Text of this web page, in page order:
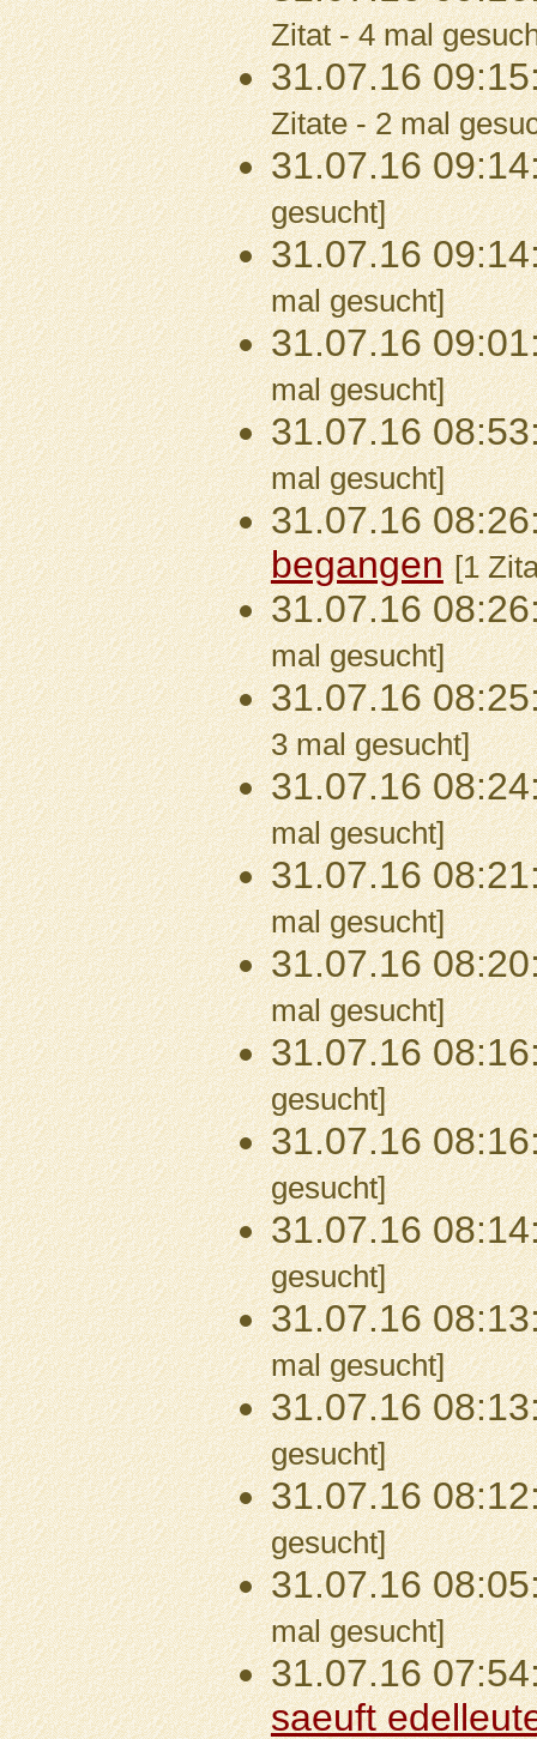
Zitat - 4 mal
31.07.16
Zitate - 2 mal
31.07.16
gesucht]
31.07.16
mal gesucht]
31.07.16
mal gesucht]
31.07.16
mal gesucht]
31.07.16
begangen [1
31.07.16
mal gesucht]
31.07.16
3 mal gesucht]
31.07.16
mal gesucht]
31.07.16
mal gesucht]
31.07.16
mal gesucht]
31.07.16
gesucht]
31.07.16
gesucht]
31.07.16
gesucht]
31.07.16
mal gesucht]
31.07.16
gesucht]
31.07.16
gesucht]
31.07.16
mal gesucht]
31.07.16
saeuft